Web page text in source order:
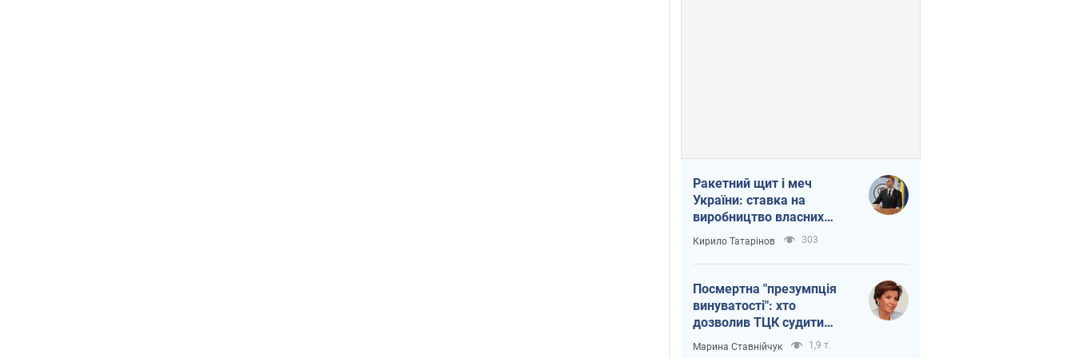
Ракетний щит і меч
України: ставка на
виробництво власних
ракет
Кирило Татарінов 303
Посмертна "презумпція
винуватості": хто
дозволив ТЦК судити
загиблих захисників
Марина Ставнійчук 1,9 т.